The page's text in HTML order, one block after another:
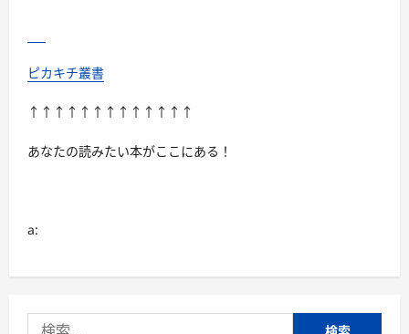
ピカキチ叢書
↑↑↑↑↑↑↑↑↑↑↑↑↑
あなたの読みたい本がここにある！
a: